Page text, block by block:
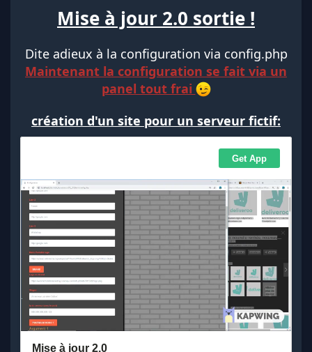
Mise à jour 2.0 sortie !
Dite adieux à la configuration via config.php
Maintenant la configuration se fait via un
panel tout frai
création d'un site pour un serveur fictif: